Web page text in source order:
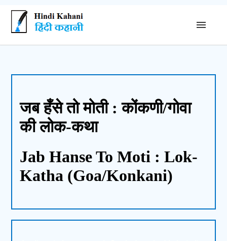
जब हँसे तो मोती : कोंकणी/गोवा
की लोक-कथा
Jab Hanse To Moti : Lok-
Katha (Goa/Konkani)